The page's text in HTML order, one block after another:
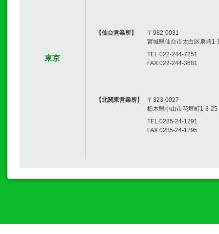
東京
【仙台営業所】
〒982-0031
宮城県仙台市太白区泉崎1-
TEL.022-244-7251
FAX.022-244-3681
【北関東営業所】
〒323-0027
栃木県小山市花垣町1-3-25
TEL.0285-24-1291
FAX.0285-24-1295